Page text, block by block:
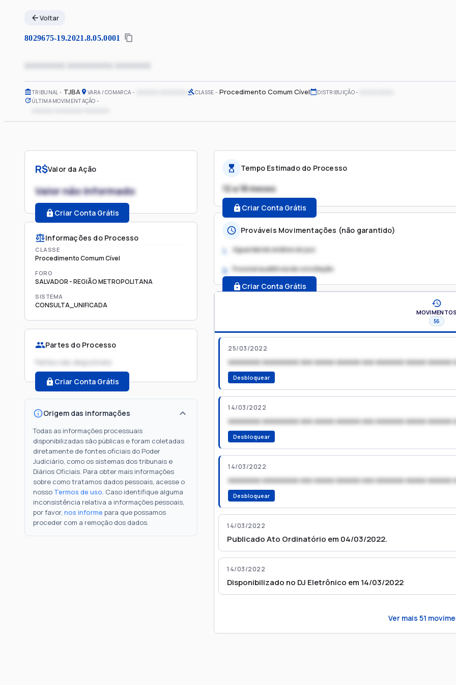
Voltar
8029675-19.2021.8.05.0001
xxxxxxxx xxxxxxxxx xxxxxxx
TRIBUNAL TJBA VARA / COMARCA CLASSE Procedimento Comum Cível DISTRIBUIÇÃO
ÚLTIMA MOVIMENTAÇÃO
R$Valor da Ação
Valor não informado
Criar Conta Grátis
Informações do Processo
CLASSE
Procedimento Comum Cível
FORO
SALVADOR - REGIÃO METROPOLITANA
SISTEMA
CONSULTA_UNIFICADA
Partes do Processo
Partes não disponíveis
Criar Conta Grátis
Origem das informações
Todas as informações processuais
disponibilizadas são públicas e foram coletadas
diretamente de fontes oficiais do Poder
Judiciário, como os sistemas dos tribunais e
Diários Oficiais. Para obter mais informações
sobre como tratamos dados pessoais, acesse o
nosso Termos de uso. Caso identifique alguma
inconsistência relativa a informações pessoais,
por favor, nos informe para que possamos
proceder com a remoção dos dados.
Tempo Estimado do Processo
12 a 18 meses
Criar Conta Grátis
Prováveis Movimentações (não garantido)
1. Aguardando análise do juiz
2. Possível audiência de conciliação
Criar Conta Grátis
MOVIMENTOS
56
25/03/2022
xxxxxxxx xxxxxxxxx xxx xxxxx xxxxxx xxx xxxxxxx xxxxx xxxxxx
Desbloquear
14/03/2022
xxxxxxxx xxxxxxxxx xxx xxxxx xxxxxx xxx xxxxxxx xxxxx xxxxxx
Desbloquear
14/03/2022
xxxxxxxx xxxxxxxxx xxx xxxxx xxxxxx xxx xxxxxxx xxxxx xxxxxx
Desbloquear
14/03/2022
Publicado Ato Ordinatório em 04/03/2022.
14/03/2022
Disponibilizado no DJ Eletrônico em 14/03/2022
Ver mais 51